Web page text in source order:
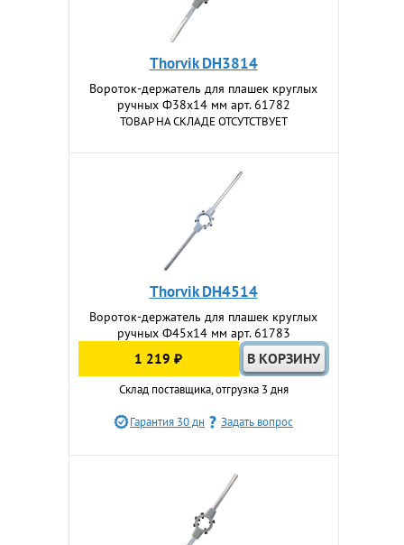
Thorvik DH3814
Вороток-держатель для плашек круглых
ручных Ф38х14 мм арт. 61782
ТОВАР НА СКЛАДЕ ОТСУТСТВУЕТ
Thorvik DH4514
Вороток-держатель для плашек круглых
ручных Ф45х14 мм арт. 61783
1 219 ₽
Склад поставщика, отгрузка 3 дня
Гарантия 30 дн Задать вопрос